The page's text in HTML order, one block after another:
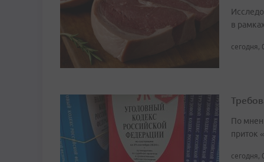
в
сегодня,
По
приток
сегодня,